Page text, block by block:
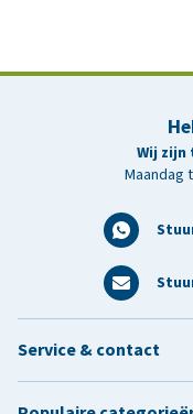
Wij
Maandag
Service & contact